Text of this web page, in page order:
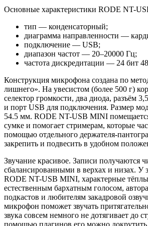
Основные характеристики RODE NT-
тип — конденсаторный;
диаграмма направленности —
подключение — USB;
диапазон частот — 20–20000 Гц;
частота дискредитации — 24 бит
Конструкция микрофона создана по
лишнего». На увесистом (более 500 г)
селектор громкости, два диода, разъём
и порт USB для подключения. Размер
54.5 мм. RODE NT-USB MINI
сумке и помогает стримерам, которые
помощью отдельного держателя-
закрепить и подвесить в удобном
Звучание красивое. Записи получаются
сбалансированными в верхах и низах. У
RODE NT-USB MINI, характерные
естественным бархатным голосом,
подкастов и любителям закадровой
микрофон поможет звучать
звука совсем немного не дотягивает до